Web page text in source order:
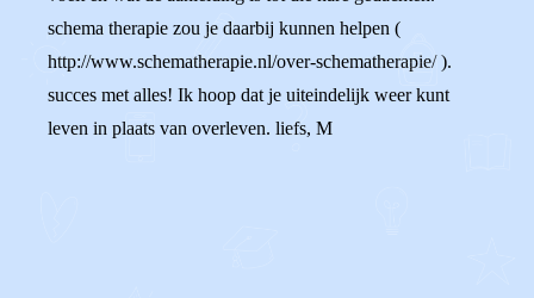
schema therapie zou je daarbij kunnen helpen (
http://www.schematherapie.nl/over-schematherapie/ ).
succes met alles! Ik hoop dat je uiteindelijk weer kunt
leven in plaats van overleven. liefs, M